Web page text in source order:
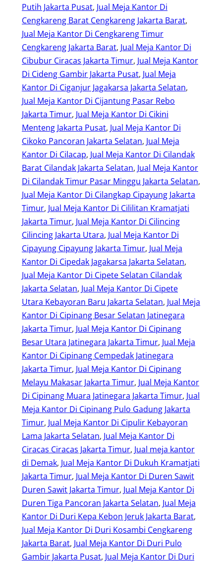
Putih Jakarta Pusat, Jual Meja Kantor Di
Cengkareng Barat Cengkareng Jakarta Barat
Jual Meja Kantor Di Cengkareng Timur
Cengkareng Jakarta Barat, Jual Meja Kantor Di
Cibubur Ciracas Jakarta Timur, Jual Meja Kantor
Di Cideng Gambir Jakarta Pusat, Jual Meja
Kantor Di Ciganjur Jagakarsa Jakarta Selatan
Jual Meja Kantor Di Cijantung Pasar Rebo
Jakarta Timur, Jual Meja Kantor Di Cikini
Menteng Jakarta Pusat, Jual Meja Kantor Di
Cikoko Pancoran Jakarta Selatan, Jual Meja
Kantor Di Cilacap, Jual Meja Kantor Di Cilandak
Barat Cilandak Jakarta Selatan, Jual Meja Kantor
Di Cilandak Timur Pasar Minggu Jakarta Selatan
Jual Meja Kantor Di Cilangkap Cipayung Jakarta
Timur, Jual Meja Kantor Di Cililitan Kramatjati
Jakarta Timur, Jual Meja Kantor Di Cilincing
Cilincing Jakarta Utara, Jual Meja Kantor Di
Cipayung Cipayung Jakarta Timur, Jual Meja
Kantor Di Cipedak Jagakarsa Jakarta Selatan
Jual Meja Kantor Di Cipete Selatan Cilandak
Jakarta Selatan, Jual Meja Kantor Di Cipete
Utara Kebayoran Baru Jakarta Selatan, Jual Meja
Kantor Di Cipinang Besar Selatan Jatinegara
Jakarta Timur, Jual Meja Kantor Di Cipinang
Besar Utara Jatinegara Jakarta Timur, Jual Meja
Kantor Di Cipinang Cempedak Jatinegara
Jakarta Timur, Jual Meja Kantor Di Cipinang
Melayu Makasar Jakarta Timur, Jual Meja Kantor
Di Cipinang Muara Jatinegara Jakarta Timur, Jual
Meja Kantor Di Cipinang Pulo Gadung Jakarta
Timur, Jual Meja Kantor Di Cipulir Kebayoran
Lama Jakarta Selatan, Jual Meja Kantor Di
Ciracas Ciracas Jakarta Timur, Jual meja kantor
di Demak, Jual Meja Kantor Di Dukuh Kramatjati
Jakarta Timur, Jual Meja Kantor Di Duren Sawit
Duren Sawit Jakarta Timur, Jual Meja Kantor Di
Duren Tiga Pancoran Jakarta Selatan, Jual Meja
Kantor Di Duri Kepa Kebon Jeruk Jakarta Barat
Jual Meja Kantor Di Duri Kosambi Cengkareng
Jakarta Barat, Jual Meja Kantor Di Duri Pulo
Gambir Jakarta Pusat, Jual Meja Kantor Di Duri